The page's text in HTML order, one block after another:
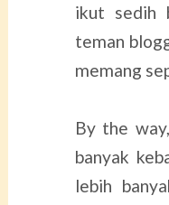
ikut sedih
teman
memang
By the
banyak
lebih